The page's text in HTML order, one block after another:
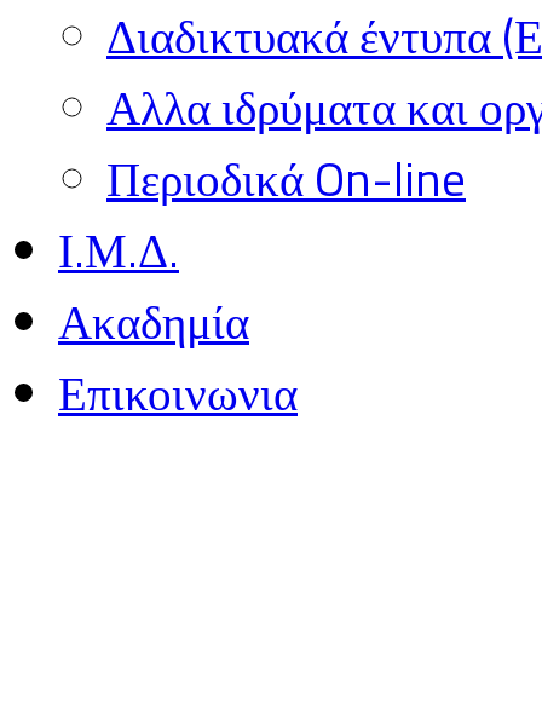
Διαδικτυακά έντυπα
Αλλα ιδρύματα και
Περιοδικά On-line
Ι.Μ.Δ.
Ακαδημία
Επικοινωνια